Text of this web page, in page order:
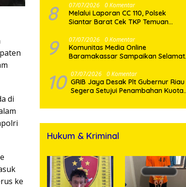
di
ke
8 07/07/2026 0 Komentar
Melalui Laporan CC 110, Polsek
Siantar Barat Cek TKP Temuan
9 07/07/2026 0 Komentar
Komunitas Media Online
Baramakassar Sampaikan Selamat
Sulaiman atas Amanah Jabatan
Baru
10 07/07/2026 0 Komentar
GRIB Jaya Desak Plt Gubernur Riau
Segera Setujui Penambahan Kuota
Tertampung
Hukum & Kriminal